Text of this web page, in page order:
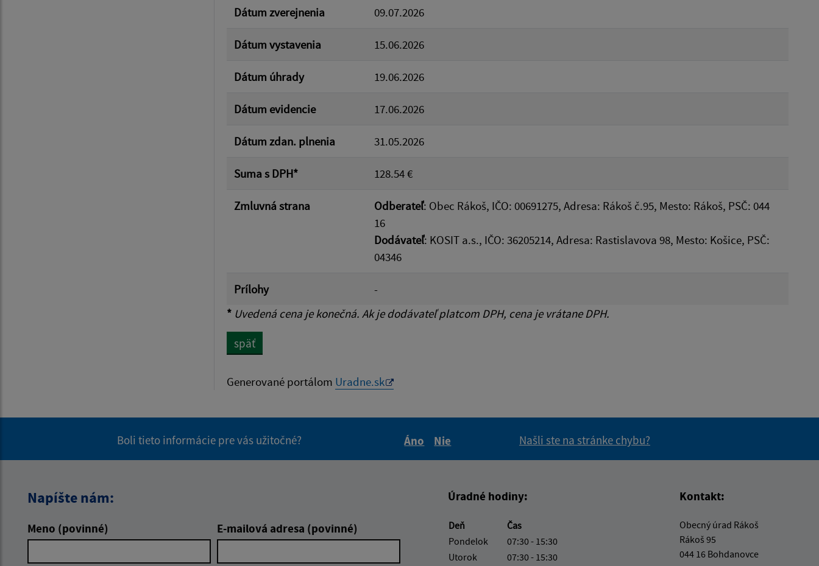
Dátum zverejnenia 09.07.2026
Dátum vystavenia 15.06.2026
Dátum úhrady 19.06.2026
Dátum evidencie 17.06.2026
Dátum zdan. plnenia 31.05.2026
Suma s DPH* 128.54 €
Zmluvná strana Odberateľ: Obec Rákoš, IČO: 00691275, Adresa: Rákoš č.95, Mesto: Rákoš, PSČ: 044
16
Dodávateľ: KOSIT a.s., IČO: 36205214, Adresa: Rastislavova 98, Mesto: Košice, PSČ:
04346
Prílohy
-
* Uvedená cena je konečná. Ak je dodávateľ platcom DPH, cena je vrátane DPH.
späť
Generované portálom Uradne.sk
Boli tieto informácie pre vás užitočné?
Áno
Nie
Našli ste na stránke chybu?
Napíšte nám:
Meno (povinné) E-mailová adresa (povinné)
Úradné hodiny:
Deň
Čas
Pondelok
07:30 - 15:30
Utorok
07:30 - 15:30
Kontakt:
Obecný úrad Rákoš
Rákoš 95
044 16 Bohdanovce